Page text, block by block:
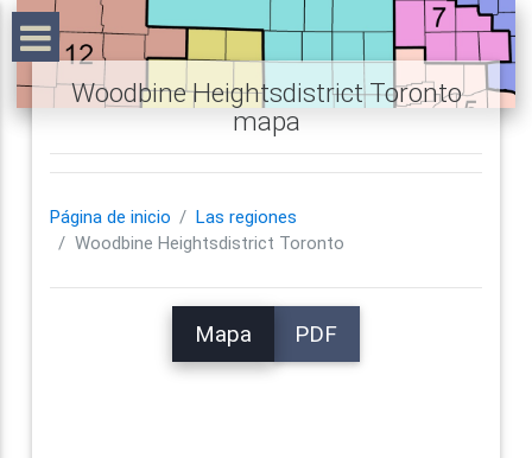
Woodbine Heightsdistrict Toronto
mapa
Página de inicio
Las regiones
Woodbine Heightsdistrict Toronto
Mapa PDF